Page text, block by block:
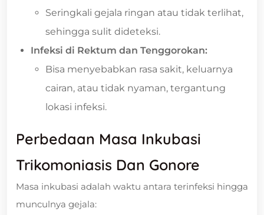
Seringkali gejala ringan atau tidak terlihat,
sehingga sulit dideteksi.
Infeksi di Rektum dan Tenggorokan:
Bisa menyebabkan rasa sakit, keluarnya
cairan, atau tidak nyaman, tergantung
lokasi infeksi.
Perbedaan Masa Inkubasi
Trikomoniasis Dan Gonore
Masa inkubasi adalah waktu antara terinfeksi hingga
munculnya gejala: